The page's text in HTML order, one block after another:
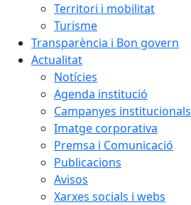
Territori i mobilitat
Turisme
Transparència i Bon govern
Actualitat
Notícies
Agenda institució
Campanyes institucionals
Imatge corporativa
Premsa i Comunicació
Publicacions
Avisos
Xarxes socials i webs